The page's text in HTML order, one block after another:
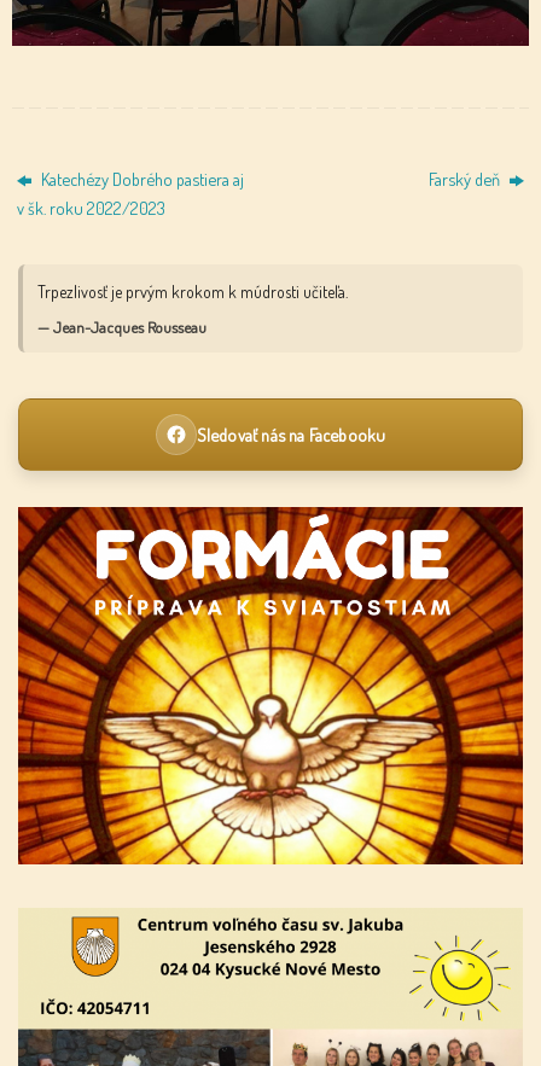
Katechézy Dobrého pastiera aj
v šk. roku 2022/2023
Farský deň
Trpezlivosť je prvým krokom k múdrosti učiteľa.
— Jean-Jacques Rousseau
Sledovať nás na Facebooku